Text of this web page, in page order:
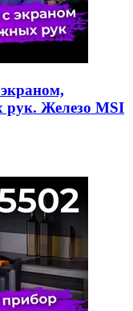
рук. Железо MSI